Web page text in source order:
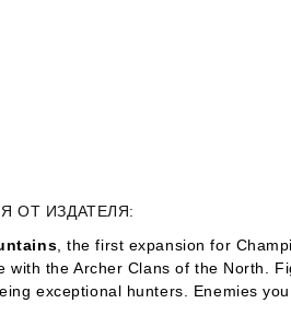
ОТ ИЗДАТЕЛЯ:
, the first expansion for
with the Archer Clans of the North.
exceptional hunters. Enemies